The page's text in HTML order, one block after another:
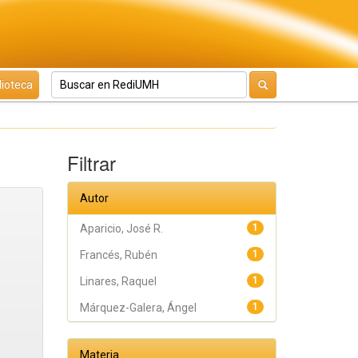
Filtrar
Autor
1
Aparicio, José R.
1
Francés, Rubén
1
Linares, Raquel
1
Márquez-Galera, Ángel
Materia